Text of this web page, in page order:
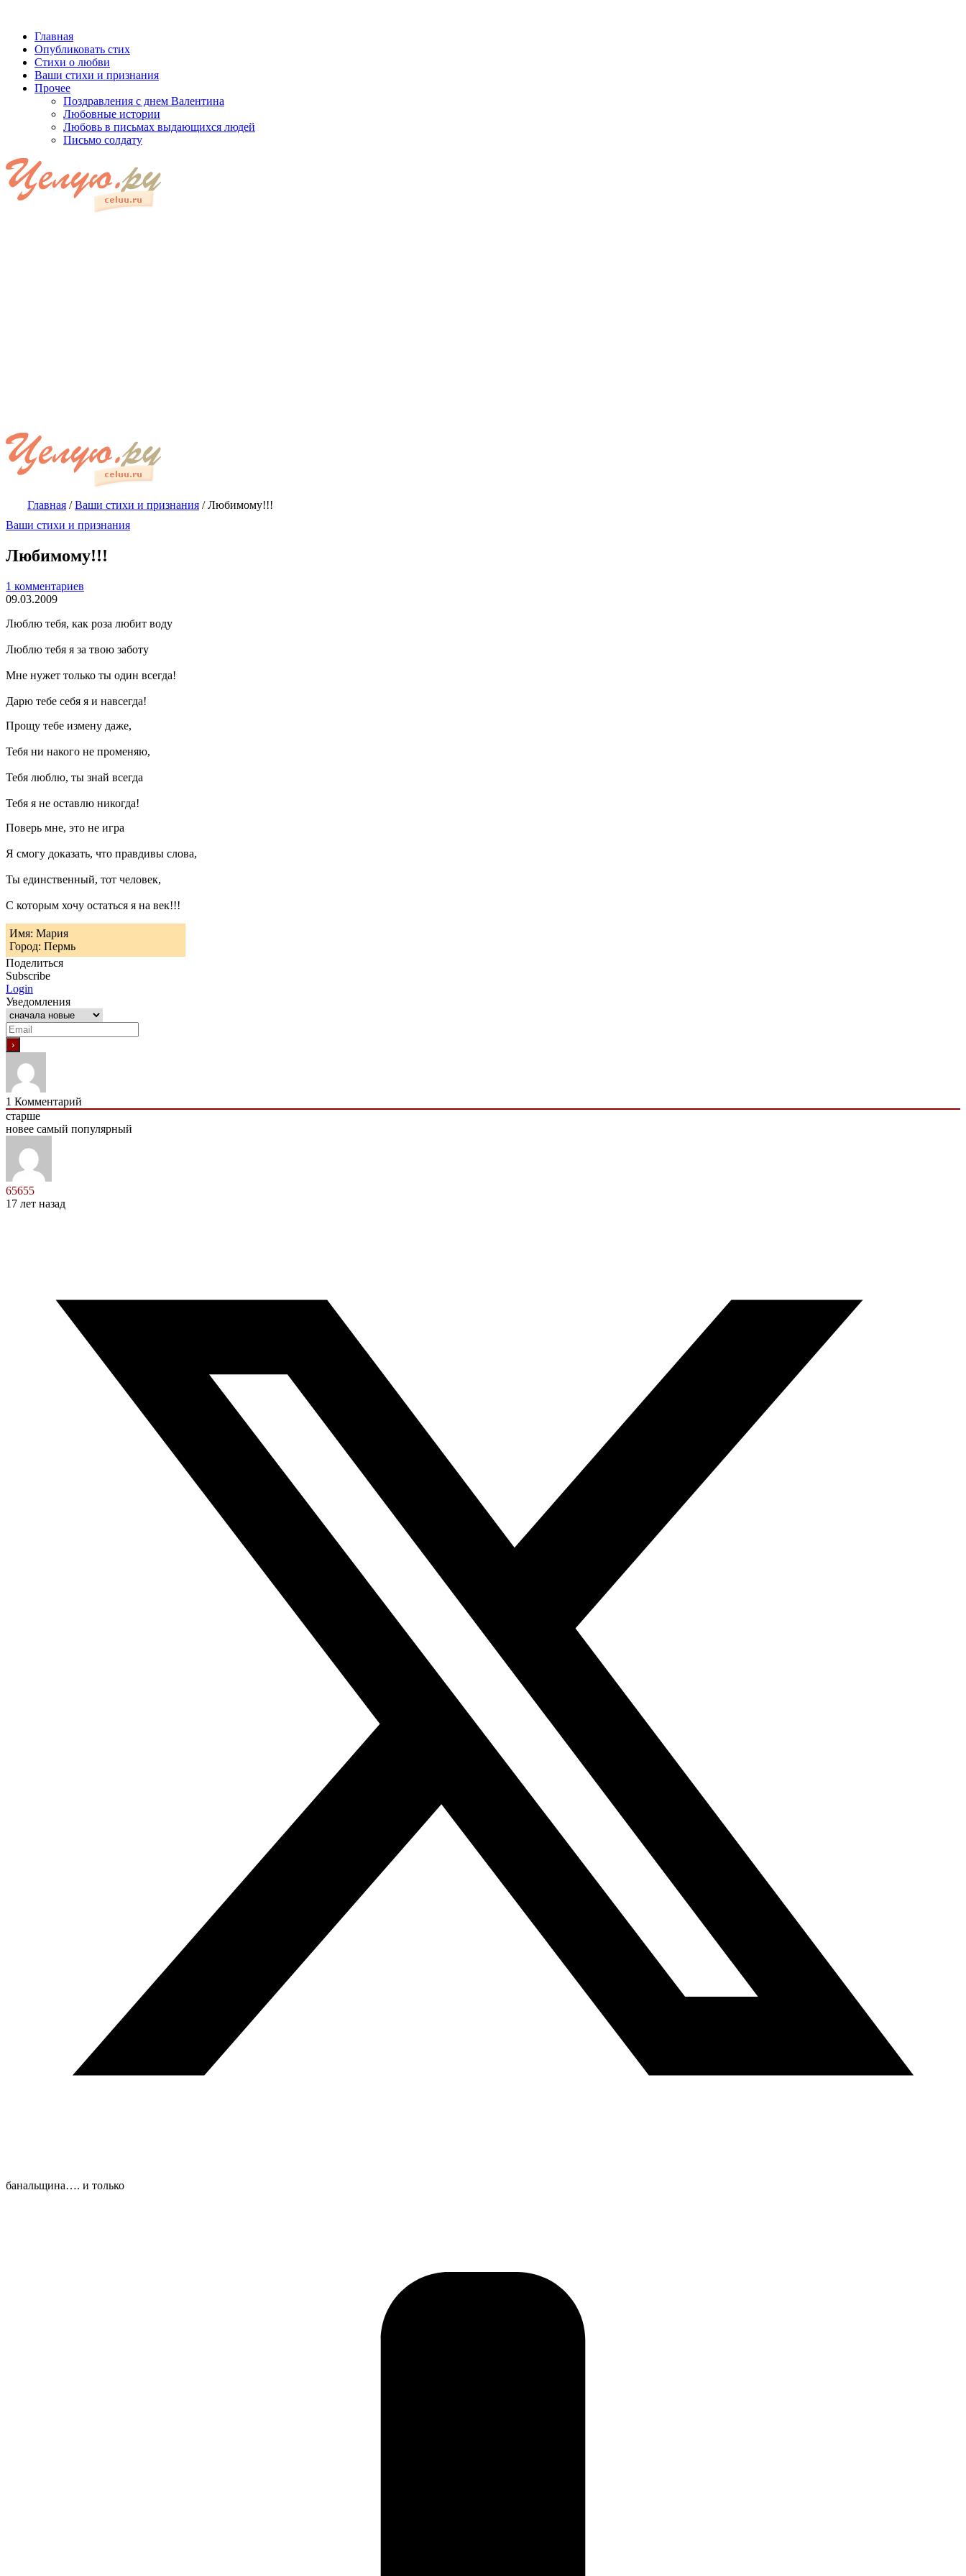
Главная
Опубликовать стих
Стихи о любви
Ваши стихи и признания
Прочее
Поздравления с днем Валентина
Любовные истории
Любовь в письмах выдающихся людей
Письмо солдату
Главная /Ваши стихи и признания /Любимому!!!
Ваши стихи и признания
Любимому!!!
1 комментариев
09.03.2009
Люблю тебя, как роза любит воду
Люблю тебя я за твою заботу
Мне нужет только ты один всегда!
Дарю тебе себя я и навсегда!
Прощу тебе измену даже,
Тебя ни накого не променяю,
Тебя люблю, ты знай всегда
Тебя я не оставлю никогда!
Поверь мне, это не игра
Я смогу доказать, что правдивы слова,
Ты единственный, тот человек,
С которым хочу остаться я на век!!!
Имя: Мария
Город: Пермь
Поделиться
Subscribe
Login
Уведомления
1 Комментарий
старше
новее самый популярный
65655
17 лет назад
банальщина…. и только